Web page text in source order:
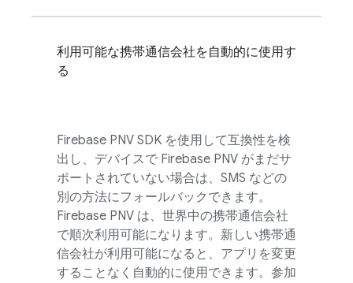
利用可能な携帯通信会社を自動的に使用す
る
Firebase PNV SDK を使用して互換性を検
出し、デバイスで Firebase PNV がまだサ
ポートされていない場合は、SMS などの
別の方法にフォールバックできます。
Firebase PNV は、世界中の携帯通信会社
で順次利用可能になります。新しい携帯通
信会社が利用可能になると、アプリを変更
することなく自動的に使用できます。参加